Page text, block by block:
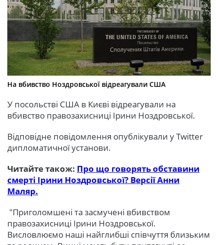
На вбивство Ноздровської відреагували США
У посольстві США в Києві відреагували на
вбивство правозахисниці Ірини Ноздровської.
Відповідне повідомлення опублікували у Twitter
дипломатичної установи.
Читайте також: Про що говорять обставини
смерті Ірини Ноздровської? Версії Анни
Маляр.
"Приголомшені та засмучені вбивством
правозахисниці Ірини Ноздровської.
Висловлюємо наші найглибші співчуття близьким